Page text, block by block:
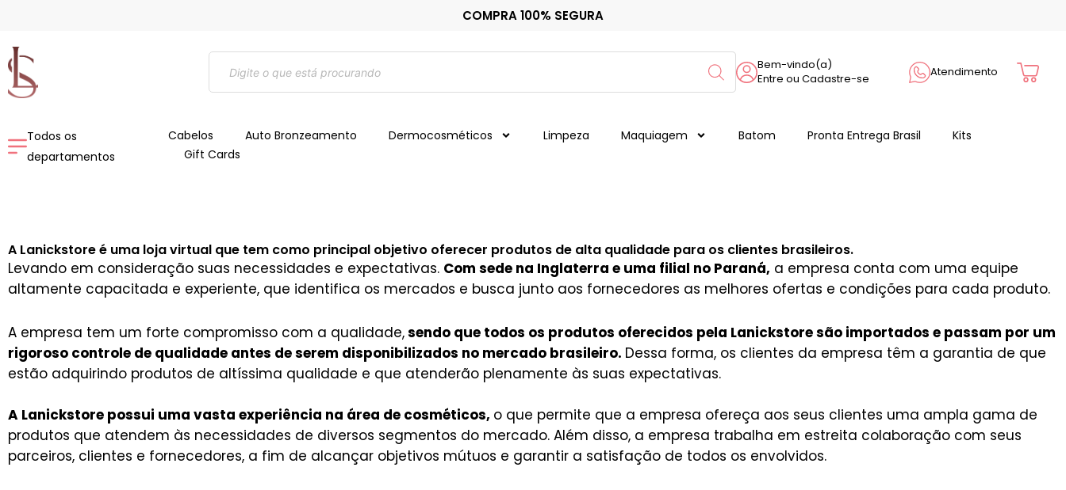
conteúdo
COMPRA 100% SEGURA
Pesquisar
produtos
Bem-vindo(a)
Entre ou Cadastre-se
Atendimento Cart
Todos os
departamentos
Cabelos Auto Bronzeamento Dermocosméticos Limpeza Maquiagem Batom Pronta Entrega Brasil
Kits
Gift Cards
A Lanickstore é uma loja virtual que tem como principal objetivo oferecer produtos de alta qualidade para os clientes brasileiros.
Levando em consideração suas necessidades e expectativas. Com sede na Inglaterra e uma filial no Paraná, a empresa conta com uma equipe
altamente capacitada e experiente, que identifica os mercados e busca junto aos fornecedores as melhores ofertas e condições para cada produto.
A empresa tem um forte compromisso com a qualidade,sendo que todos os produtos oferecidos pela Lanickstore são importados e passam por um
rigoroso controle de qualidade antes de serem disponibilizados no mercado brasileiro. Dessa forma, os clientes da empresa têm a garantia de que
estão adquirindo produtos de altíssima qualidade e que atenderão plenamente às suas expectativas.
A Lanickstore possui uma vasta experiência na área de cosméticos, o que permite que a empresa ofereça aos seus clientes uma ampla gama de
produtos que atendem às necessidades de diversos segmentos do mercado. Além disso, a empresa trabalha em estreita colaboração com seus
parceiros, clientes e fornecedores, a fim de alcançar objetivos mútuos e garantir a satisfação de todos os envolvidos.